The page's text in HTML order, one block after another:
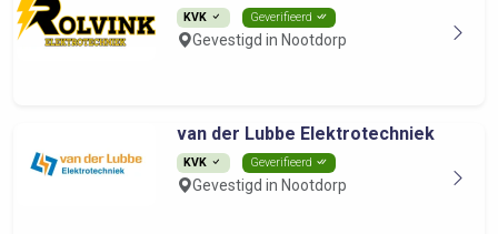
KVK Geverifieerd
Gevestigd in Nootdorp
van der Lubbe Elektrotechniek
KVK Geverifieerd
Gevestigd in Nootdorp